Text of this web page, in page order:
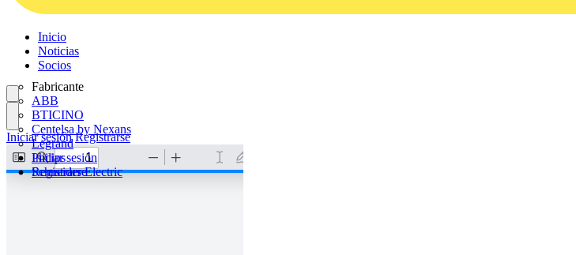
Inicio
Noticias
Socios
Fabricante
ABB
BTICINO
Centelsa by Nexans
Legrand
Philips
Schneider Electric
Iniciar sesión
Registrarse
Iniciar sesión Registrarse